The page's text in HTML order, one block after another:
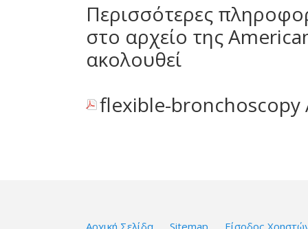
Περισσότερες
στο αρχείο της
ακολουθεί
flexible-bronchoscopy
Αρχική Σελίδα Sitemap Είσοδος